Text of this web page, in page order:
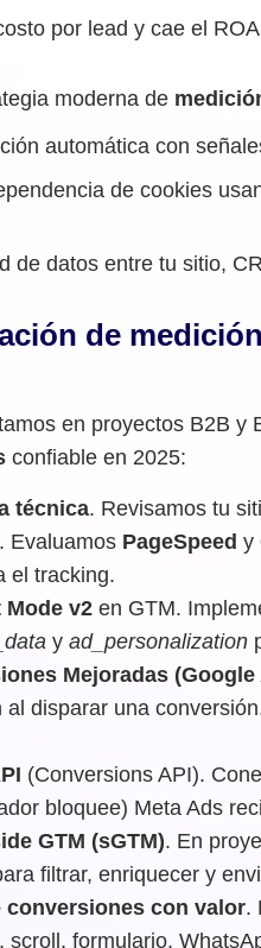
por lead y cae el
moderna de
automática con
de cookies
de datos entre tu sitio,
de
en proyectos B2B y
confiable en 2025:
técnica. Revisamos tu
Evaluamos PageSpeed y
el tracking.
Mode v2 en GTM.
y ad_personalization
Mejoradas (Google
al disparar una
(Conversions API).
bloquee) Meta Ads
GTM (sGTM). En
filtrar, enriquecer y
conversiones con valor.
scroll, formulario,